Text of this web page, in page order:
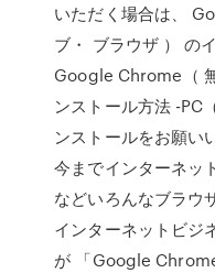
いただく場合は、
ブ・ ブラウザ ） の
Google Chrome（
ンストール方法 -PC
ンストールをお願い
今までインターネッ
などいろんなブラウ
インターネットビジ
が 「Google